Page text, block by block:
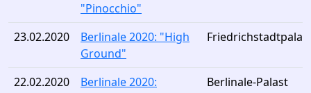
"Pinocchio"
23.02.2020
Berlinale 2020: "High
Ground"
22.02.2020
Berlinale 2020:
Berlinale-Palast